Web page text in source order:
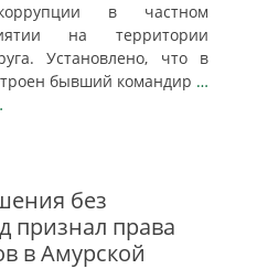
в частном
на территории
Установлено, что в
бывший командир …
без
признал права
в Амурской